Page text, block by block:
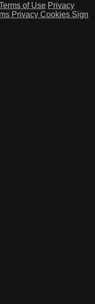
of Use Privacy
Privacy Cookies Sign